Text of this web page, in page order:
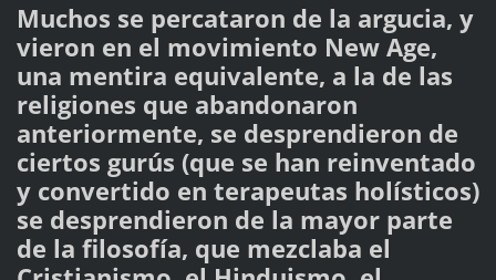
Muchos se percataron de la argucia, y
vieron en el movimiento New Age,
una mentira equivalente, a la de las
religiones que abandonaron
anteriormente, se desprendieron de
ciertos gurús (que se han reinventado
y convertido en terapeutas holísticos)
se desprendieron de la mayor parte
de la filosofía, que mezclaba el